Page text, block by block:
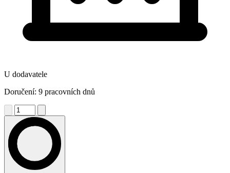
U dodavatele
Doručení: 9 pracovních dnů